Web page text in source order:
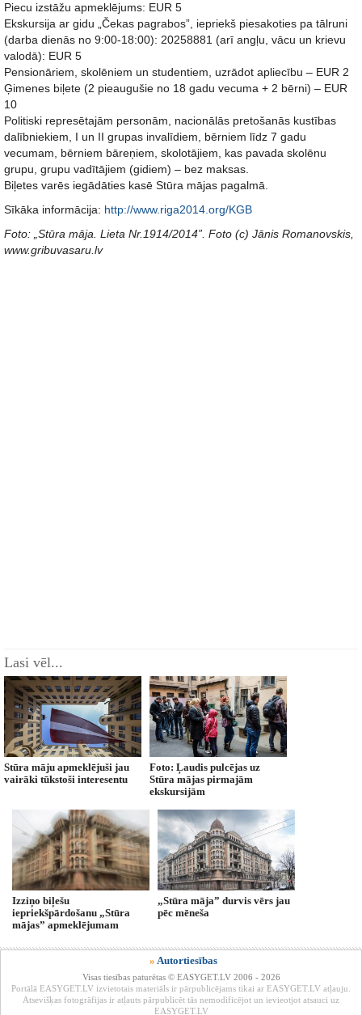
Piecu izstāžu apmeklējums: EUR 5
Ekskursija ar gidu „Čekas pagrabos”, iepriekš piesakoties pa tālruni
(darba dienās no 9:00-18:00): 20258881 (arī angļu, vācu un krievu
valodā): EUR 5
Pensionāriem, skolēniem un studentiem, uzrādot apliecību – EUR 2
Ģimenes biļete (2 pieaugušie no 18 gadu vecuma + 2 bērni) – EUR
10
Politiski represētajām personām, nacionālās pretošanās kustības
dalībniekiem, I un II grupas invalīdiem, bērniem līdz 7 gadu
vecumam, bērniem bāreņiem, skolotājiem, kas pavada skolēnu
grupu, grupu vadītājiem (gidiem) – bez maksas.
Biļetes varēs iegādāties kasē Stūra mājas pagalmā.
Sīkāka informācija: http://www.riga2014.org/KGB
Foto: „Stūra māja. Lieta Nr.1914/2014”. Foto (c) Jānis Romanovskis,
www.gribuvasaru.lv
Lasi vēl...
Stūra māju apmeklējuši jau
vairāki tūkstoši interesentu
Foto: Ļaudis pulcējas uz
Stūra mājas pirmajām
ekskursijām
Izziņo biļešu
iepriekšpārdošanu „Stūra
mājas” apmeklējumam
„Stūra māja” durvis vērs jau
pēc mēneša
» Autortiesības
Visas tiesības paturētas © EASYGET.LV 2006 - 2026
Portālā EASYGET.LV izvietotais materiāls ir pārpublicējams tikai ar EASYGET.LV atļauju.
Atsevišķas fotogrāfijas ir atļauts pārpublicēt tās nemodificējot un ievieotjot atsauci uz
EASYGET.LV